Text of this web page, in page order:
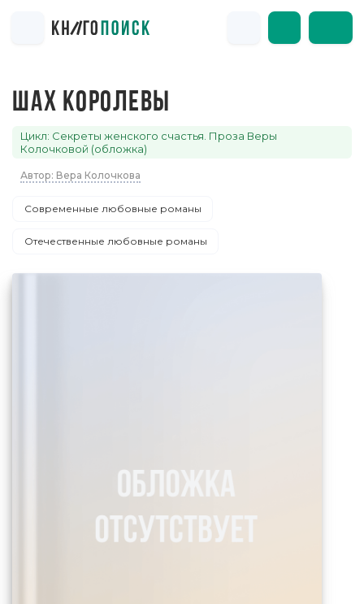
ШАХ КОРОЛЕВЫ
Цикл: Секреты женского счастья. Проза Веры
Колочковой (обложка)
Автор: Вера Колочкова
Современные любовные романы
Отечественные любовные романы